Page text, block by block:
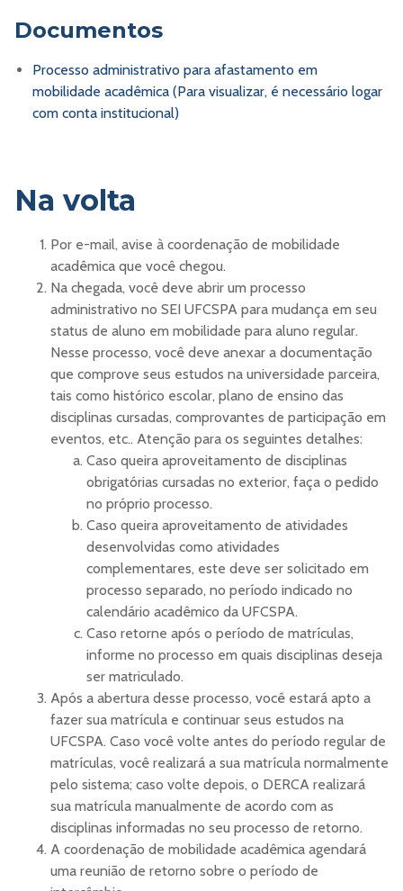
Documentos
Processo administrativo para afastamento em
mobilidade acadêmica (Para visualizar, é necessário logar
com conta institucional)
Na volta
Por e-mail, avise à coordenação de mobilidade
acadêmica que você chegou.
Na chegada, você deve abrir um processo
administrativo no SEI UFCSPA para mudança em seu
status de aluno em mobilidade para aluno regular.
Nesse processo, você deve anexar a documentação
que comprove seus estudos na universidade parceira,
tais como histórico escolar, plano de ensino das
disciplinas cursadas, comprovantes de participação em
eventos, etc.. Atenção para os seguintes detalhes:
Caso queira aproveitamento de disciplinas
obrigatórias cursadas no exterior, faça o pedido
no próprio processo.
Caso queira aproveitamento de atividades
desenvolvidas como atividades
complementares, este deve ser solicitado em
processo separado, no período indicado no
calendário acadêmico da UFCSPA.
Caso retorne após o período de matrículas,
informe no processo em quais disciplinas deseja
ser matriculado.
Após a abertura desse processo, você estará apto a
fazer sua matrícula e continuar seus estudos na
UFCSPA. Caso você volte antes do período regular de
matrículas, você realizará a sua matrícula normalmente
pelo sistema; caso volte depois, o DERCA realizará
sua matrícula manualmente de acordo com as
disciplinas informadas no seu processo de retorno.
A coordenação de mobilidade acadêmica agendará
uma reunião de retorno sobre o período de